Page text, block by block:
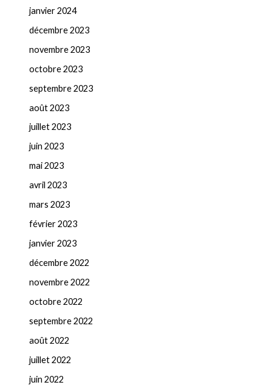
janvier 2024
décembre 2023
novembre 2023
octobre 2023
septembre 2023
août 2023
juillet 2023
juin 2023
mai 2023
avril 2023
mars 2023
février 2023
janvier 2023
décembre 2022
novembre 2022
octobre 2022
septembre 2022
août 2022
juillet 2022
juin 2022